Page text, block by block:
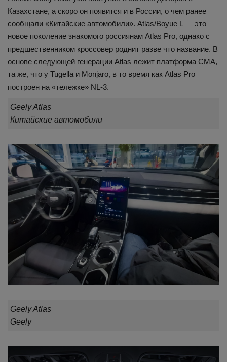
Казахстане, а скоро он появится и в России, о чем ранее
сообщали «Китайские автомобили». Atlas/Boyue L — это
новое поколение знакомого россиянам Atlas Pro, однако с
предшественником кроссовер роднит разве что название. В
основе следующей генерации Atlas лежит платформа СMA,
та же, что у Tugella и Monjaro, в то время как Atlas Pro
построен на «тележке» NL-3.
Geely Atlas
Китайские автомобили
Geely Atlas
Geely